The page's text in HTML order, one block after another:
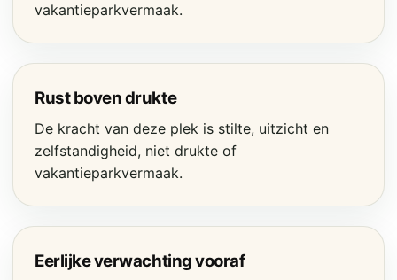
vakantieparkvermaak.
Rust boven drukte
De kracht van deze plek is stilte, uitzicht en
zelfstandigheid, niet drukte of
vakantieparkvermaak.
Eerlijke verwachting vooraf